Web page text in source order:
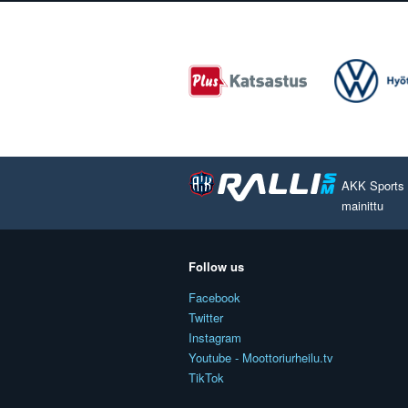
AKK Sports
mainittu
Follow us
Facebook
Twitter
Instagram
Youtube - Moottoriurheilu.tv
TikTok